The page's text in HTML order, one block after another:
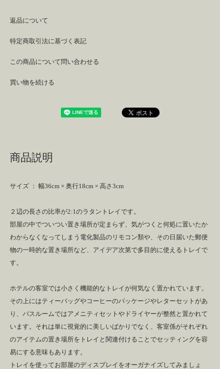
返品について
特定商取引法に基づく表記
この商品について問い合わせる
買い物を続ける
商品説明
サイズ ： 幅36cm × 奥行18cm × 高さ3cm
２辺の長さの比率が2:1のラタントレイです。
部屋の中でついつい置き場所が定まらず、気がつくと何処に置いたか
わからなくなってしまう電化製品のリモコン類や、その日届いた郵便
物の一時的な置き場所など、アイデア次第で多目的に使えるトレイで
す。
ホテルの客室では小さく機能的なトレイが何気なく置かれています。
その上にはティーバッグやコーヒーのパッケージやレターセットがあ
り、バスルームではアメニティセットやドライヤーが整然と置かれて
います。それは単に視覚的に美しいばかりでなく、客室係がそれぞれ
のアイテムの置き場所をトレイと関連付けることでセッティングを容
易にする意味もあります。
トレイを使ってお部屋のディスプレイをオーガナイズしてみましょ